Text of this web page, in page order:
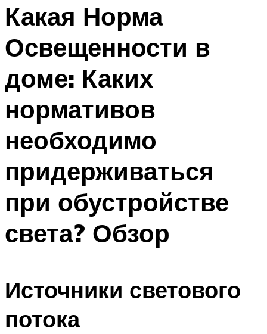
Какая Норма
Освещенности в
доме: Каких
нормативов
необходимо
придерживаться
при обустройстве
света? Обзор
Источники светового
потока